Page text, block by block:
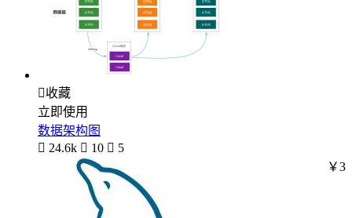
收藏
立即使用
数据架构图
 24.6k  10  5
￥3